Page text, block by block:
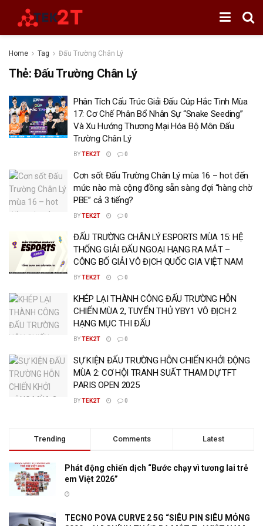
Home Tag Đấu Trường Chân Lý
Thẻ:Đấu Trường Chân Lý
Phân Tích Cấu Trúc Giải Đấu Cúp Hắc Tinh Mùa
17: Cơ Chế Phân Bổ Nhân Sự “Snake Seeding”
Và Xu Hướng Thương Mại Hóa Bộ Môn Đấu
Trường Chân Lý
BYTEK2T 0
Cơn sốt Đấu Trường Chân Lý mùa 16 – hot đến
mức nào mà cộng đồng sẵn sàng đợi “hàng chờ
PBE” cả 3 tiếng?
BYTEK2T 0
ĐẤU TRƯỜNG CHÂN LÝ ESPORTS MÙA 15: HỆ
THỐNG GIẢI ĐẤU NGOẠI HẠNG RA MẮT –
CÔNG BỐ GIẢI VÔ ĐỊCH QUỐC GIA VIỆT NAM
BYTEK2T 0
KHÉP LẠI THÀNH CÔNG ĐẤU TRƯỜNG HỖN
CHIẾN MÙA 2, TUYỂN THỦ YBY1 VÔ ĐỊCH 2
HẠNG MỤC THI ĐẤU
BYTEK2T 0
SỰ KIỆN ĐẤU TRƯỜNG HỖN CHIẾN KHỞI ĐỘNG
MÙA 2: CƠ HỘI TRANH SUẤT THAM DỰ TFT
PARIS OPEN 2025
BYTEK2T 0
Trending Comments Latest
Phát động chiến dịch “Bước chạy vì tương lai trẻ
em Việt 2026”
TECNO POVA CURVE 2 5G “SIÊU PIN SIÊU MỎNG